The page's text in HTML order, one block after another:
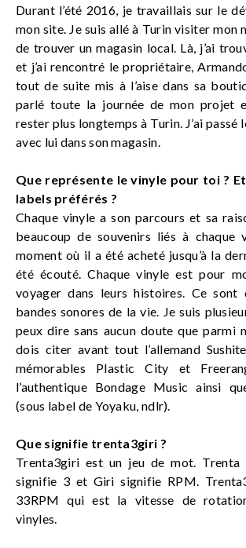
Durant l’été 2016, je travaillais sur le
mon site. Je suis allé à Turin visiter mon
de trouver un magasin local. Là, j’ai
et j’ai rencontré le propriétaire,
tout de suite mis à l’aise dans sa
parlé toute la journée de mon projet
rester plus longtemps à Turin. J’ai passé
avec lui dans son magasin.
Que représente le vinyle pour toi ?
labels préférés ?
Chaque vinyle a son parcours et sa
beaucoup de souvenirs liés à chaque
moment où il a été acheté jusqu’à la
été écouté. Chaque vinyle est pour
voyager dans leurs histoires. Ce sont
bandes sonores de la vie. Je suis
peux dire sans aucun doute que parmi
dois citer avant tout l’allemand
mémorables Plastic City et
l’authentique Bondage Music ainsi
(sous label de Yoyaku, ndlr).
Que signifie trenta3giri ?
Trenta3giri est un jeu de mot. Trenta
signifie 3 et Giri signifie RPM.
33RPM qui est la vitesse de
vinyles.